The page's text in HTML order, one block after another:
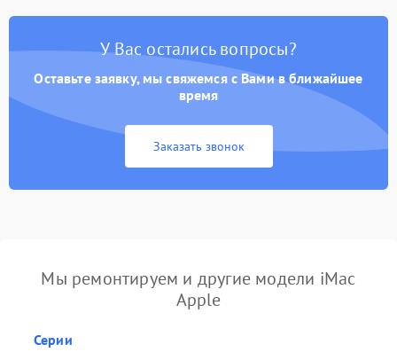
У Вас остались вопросы?
Оставьте заявку, мы свяжемся с Вами в ближайшее
время
Заказать звонок
Мы ремонтируем и другие модели iMac
Apple
Серии